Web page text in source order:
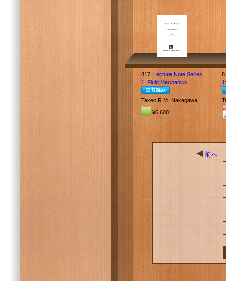
817. Lecture Note Series
1: Fluid Mechanics
Takeo R.M. Nakagawa
¥6,600
前へ